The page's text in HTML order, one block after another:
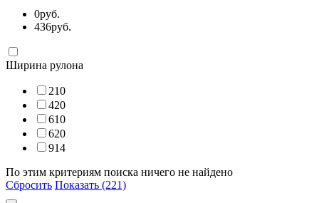
0руб.
436руб.
Ширина рулона
210
420
610
620
914
По этим критериям поиска ничего не найдено
Сбросить Показать (221)